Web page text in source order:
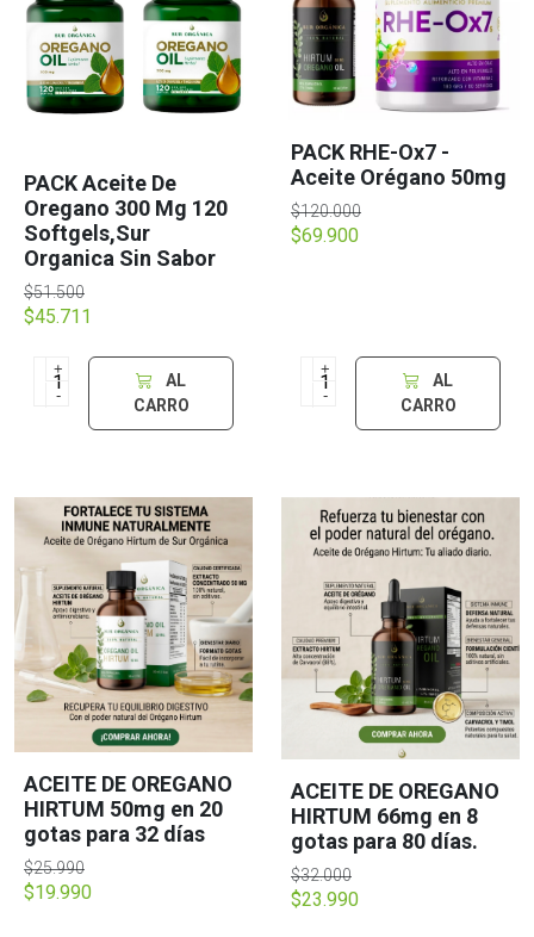
PACK Aceite De
Oregano 300 Mg 120
Softgels,Sur
Organica Sin Sabor
$51.500
$45.711
+
-
AL
CARRO
PACK RHE-Ox7 -
Aceite Orégano 50mg
$120.000
$69.900
+
-
AL
CARRO
ACEITE DE OREGANO
HIRTUM 50mg en 20
gotas para 32 días
$25.990
$19.990
ACEITE DE OREGANO
HIRTUM 66mg en 8
gotas para 80 días.
$32.000
$23.990